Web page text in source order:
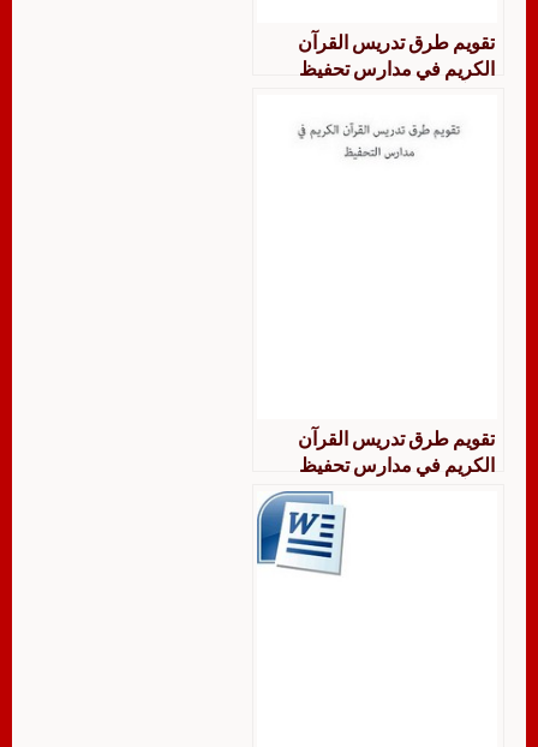
تقويم طرق تدريس القرآن
الكريم في مدارس تحفيظ
المعارف 1430/1431هـ
تقويم طرق تدريس القرآن
الكريم في مدارس تحفيظ
القرآن الكريم التابعة لوزارة